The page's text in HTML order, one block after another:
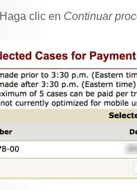
Haga clic en Continuar